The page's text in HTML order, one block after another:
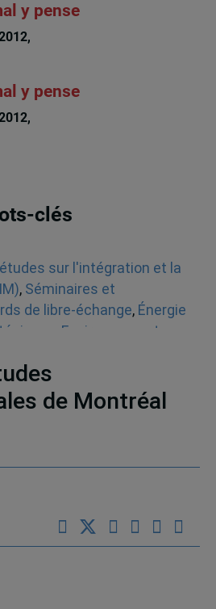
y pense
y pense
clés
sur l'intégration et la
, Séminaires et
de libre-échange, Énergie
Environnement
de Montréal